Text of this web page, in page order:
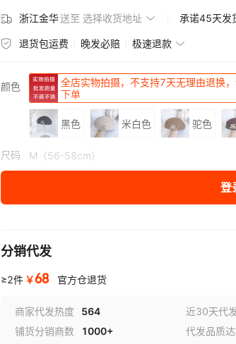
浙江金华送至 选择收货地址 承诺45天发
退货包运费 晚发必赔 极速退款
颜色
全店实物拍摄，不支持7天无理由退换
下单
黑色 米白色 驼色
尺码 M（56-58cm）
登
分销代发
≥2件 ￥68 官方仓退货
商家代发热度 564 近30天代
铺货分销商数
1000+ 代发品质